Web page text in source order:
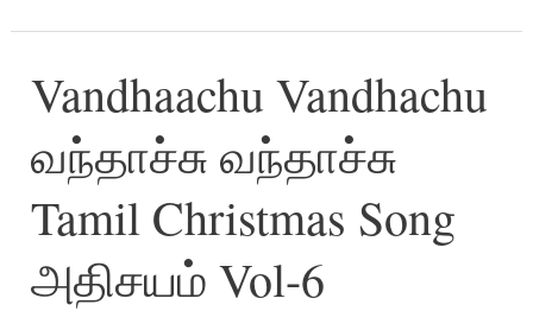
–
உள்ளம்
மகிழ்
கூட்டத்தில்
song
lyrics
Vandhaachu Vandhachu
வந்தாச்சு வந்தாச்சு
Tamil Christmas Song
அதிசயம் Vol-6